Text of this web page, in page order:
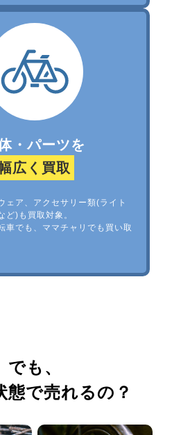
・パーツを
広く買取
ェア、アクセサリー類(ライト
ど)も買取対象。
車でも、ママチャリでも買い取
でも、
態で売れるの？